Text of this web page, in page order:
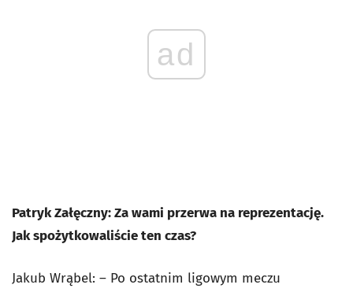
ad
Patryk Załęczny: Za wami przerwa na reprezentację.
Jak spożytkowaliście ten czas?
Jakub Wrąbel: – Po ostatnim ligowym meczu